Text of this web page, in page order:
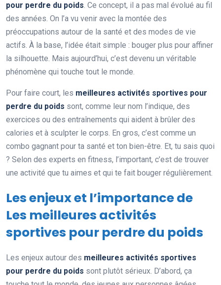
pour perdre du poids. Ce concept, il a pas mal évolué au fil
des années. On l’a vu venir avec la montée des
préoccupations autour de la santé et des modes de vie
actifs. À la base, l’idée était simple : bouger plus pour affiner
la silhouette. Mais aujourd’hui, c’est devenu un véritable
phénomène qui touche tout le monde.
Pour faire court, les meilleures activités sportives pour
perdre du poids sont, comme leur nom l’indique, des
exercices ou des entraînements qui aident à brûler des
calories et à sculpter le corps. En gros, c’est comme un
combo gagnant pour ta santé et ton bien-être. Et, tu sais quoi
? Selon des experts en fitness, l’important, c’est de trouver
une activité que tu aimes et qui te fait bouger régulièrement.
Les enjeux et l’importance de
Les meilleures activités
sportives pour perdre du poids
Les enjeux autour des meilleures activités sportives
pour perdre du poids sont plutôt sérieux. D’abord, ça